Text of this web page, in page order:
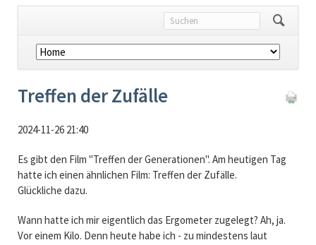
Navigation
überspringen
Treffen der Zufälle
2024-11-26 21:40
Es gibt den Film "Treffen der Generationen". Am heutigen Tag
hatte ich einen ähnlichen Film: Treffen der Zufälle.
Glückliche dazu.
Wann hatte ich mir eigentlich das Ergometer zugelegt? Ah, ja.
Vor einem Kilo. Denn heute habe ich - zu mindestens laut